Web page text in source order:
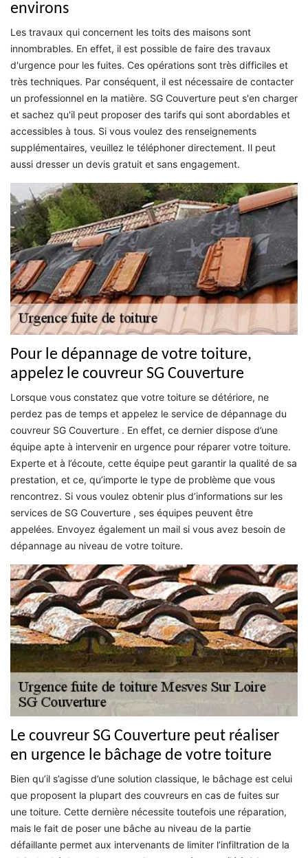
environs
Les travaux qui concernent les toits des maisons sont
innombrables. En effet, il est possible de faire des travaux
d'urgence pour les fuites. Ces opérations sont très difficiles et
très techniques. Par conséquent, il est nécessaire de contacter
un professionnel en la matière. SG Couverture peut s'en charger
et sachez qu'il peut proposer des tarifs qui sont abordables et
accessibles à tous. Si vous voulez des renseignements
supplémentaires, veuillez le téléphoner directement. Il peut
aussi dresser un devis gratuit et sans engagement.
Pour le dépannage de votre toiture,
appelez le couvreur SG Couverture
Lorsque vous constatez que votre toiture se détériore, ne
perdez pas de temps et appelez le service de dépannage du
couvreur SG Couverture . En effet, ce dernier dispose d’une
équipe apte à intervenir en urgence pour réparer votre toiture.
Experte et à l’écoute, cette équipe peut garantir la qualité de sa
prestation, et ce, qu’importe le type de problème que vous
rencontrez. Si vous voulez obtenir plus d’informations sur les
services de SG Couverture , ses équipes peuvent être
appelées. Envoyez également un mail si vous avez besoin de
dépannage au niveau de votre toiture.
Le couvreur SG Couverture peut réaliser
en urgence le bâchage de votre toiture
Bien qu’il s’agisse d’une solution classique, le bâchage est celui
que proposent la plupart des couvreurs en cas de fuites sur
une toiture. Cette dernière nécessite toutefois une réparation,
mais le fait de poser une bâche au niveau de la partie
défaillante permet aux intervenants de limiter l’infiltration de la